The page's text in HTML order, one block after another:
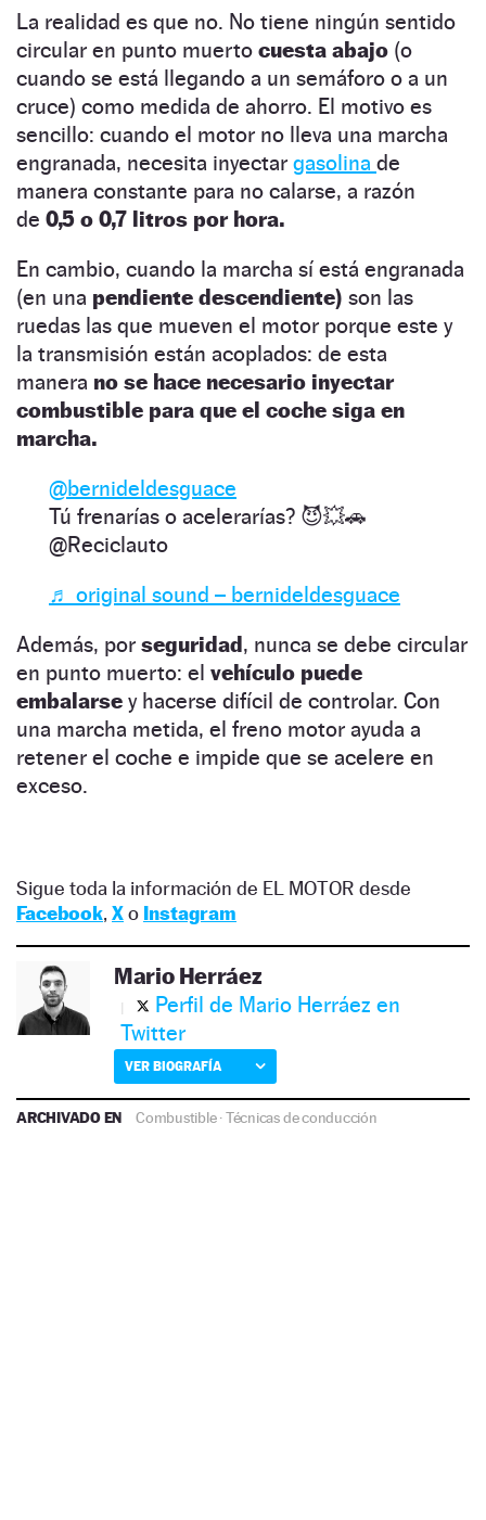
La realidad es que no. No tiene ningún sentido
circular en punto muerto cuesta abajo (o
cuando se está llegando a un semáforo o a un
cruce) como medida de ahorro. El motivo es
sencillo: cuando el motor no lleva una marcha
engranada, necesita inyectar gasolina de
manera constante para no calarse, a razón
de 0,5 o 0,7 litros por hora.
En cambio, cuando la marcha sí está engranada
(en una pendiente descendiente) son las
ruedas las que mueven el motor porque este y
la transmisión están acoplados: de esta
manera no se hace necesario inyectar
combustible para que el coche siga en
marcha.
@bernideldesguace
Tú frenarías o acelerarías? 😈💥🚗
@Reciclauto
♬ original sound – bernideldesguace
Además, por seguridad, nunca se debe circular
en punto muerto: el vehículo puede
embalarse y hacerse difícil de controlar. Con
una marcha metida, el freno motor ayuda a
retener el coche e impide que se acelere en
exceso.
Sigue toda la información de EL MOTOR desde
Facebook, Xo Instagram
Mario Herráez
Perfil de Mario Herráez en
Twitter
VER BIOGRAFÍA
ARCHIVADO EN Combustible·Técnicas de conducción